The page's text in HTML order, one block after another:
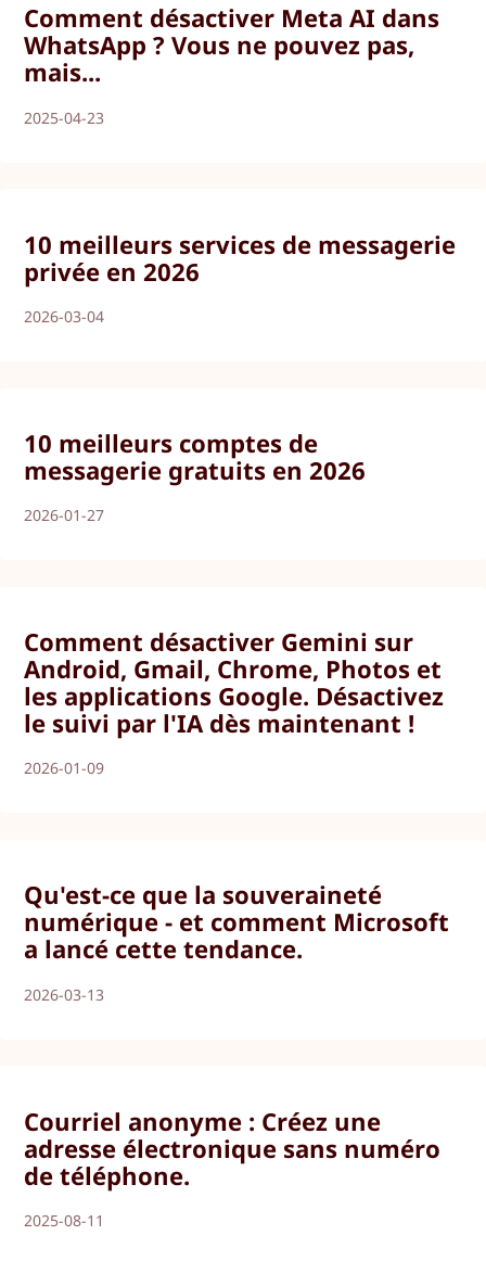
Comment désactiver Meta AI dans
WhatsApp ? Vous ne pouvez pas,
mais...
2025-04-23
10 meilleurs services de messagerie
privée en 2026
2026-03-04
10 meilleurs comptes de
messagerie gratuits en 2026
2026-01-27
Comment désactiver Gemini sur
Android, Gmail, Chrome, Photos et
les applications Google. Désactivez
le suivi par l'IA dès maintenant !
2026-01-09
Qu'est-ce que la souveraineté
numérique - et comment Microsoft
a lancé cette tendance.
2026-03-13
Courriel anonyme : Créez une
adresse électronique sans numéro
de téléphone.
2025-08-11